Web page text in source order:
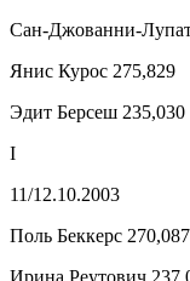
Сан-Джованни-
Янис Курос 275,829
Эдит Берсеш 235,030
I
11/12.10.2003
Поль Беккерс 270,087
Ирина Реутович